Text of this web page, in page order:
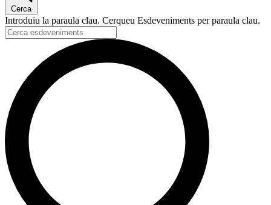
Cerca
Introduïu la paraula clau. Cerqueu Esdeveniments per paraula clau.